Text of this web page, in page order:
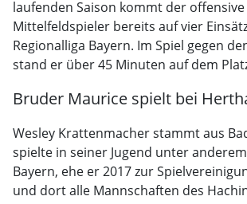
laufenden Saison kommt der offensive
Mittelfeldspieler bereits auf vier
Regionalliga Bayern. Im Spiel gegen
stand er über 45 Minuten auf dem
Bruder Maurice spielt bei
Wesley Krattenmacher stammt aus
spielte in seiner Jugend unter
Bayern, ehe er 2017 zur
und dort alle Mannschaften des